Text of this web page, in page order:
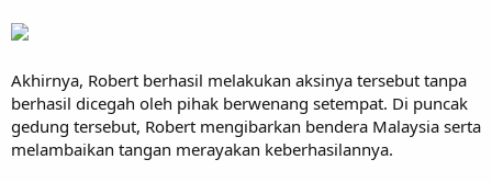
Akhirnya, Robert berhasil melakukan aksinya tersebut tanpa
berhasil dicegah oleh pihak berwenang setempat. Di puncak
gedung tersebut, Robert mengibarkan bendera Malaysia serta
melambaikan tangan merayakan keberhasilannya.